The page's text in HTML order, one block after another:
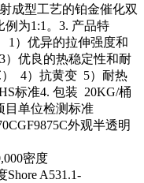
成型工艺的铂金催化双
为1:1。3. 产品特
伸强度和
优良的热稳定性和耐
4）抗黄变 5）耐热
标准4. 包装 20KG/桶
目单位检测标准
外观半透明
密度
Shore A531.1-